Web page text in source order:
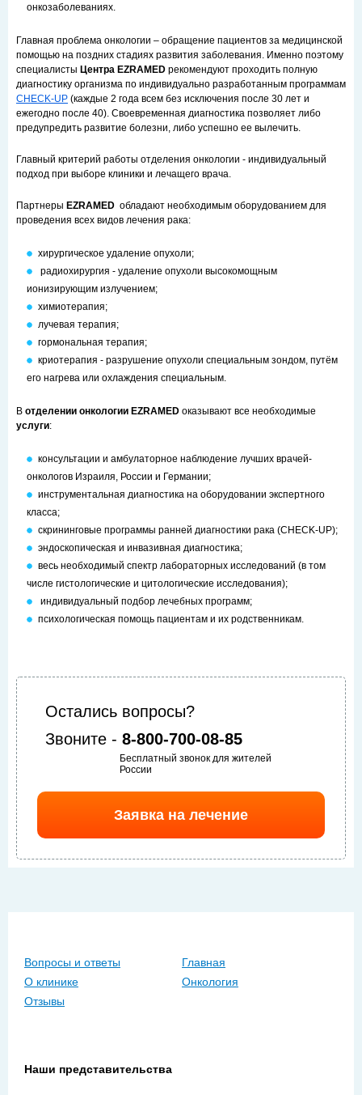
онкозаболеваниях.
Главная проблема онкологии – обращение пациентов за медицинской
помощью на поздних стадиях развития заболевания. Именно поэтому
специалисты Центра EZRAMED рекомендуют проходить полную
диагностику организма по индивидуально разработанным программам
CHECK-UP (каждые 2 года всем без исключения после 30 лет и
ежегодно после 40). Своевременная диагностика позволяет либо
предупредить развитие болезни, либо успешно ее вылечить.
Главный критерий работы отделения онкологии - индивидуальный
подход при выборе клиники и лечащего врача.
Партнеры EZRAMED обладают необходимым оборудованием для
проведения всех видов лечения рака:
хирургическое удаление опухоли;
радиохирургия - удаление опухоли высокомощным
ионизирующим излучением;
химиотерапия;
лучевая терапия;
гормональная терапия;
криотерапия - разрушение опухоли специальным зондом, путём
его нагрева или охлаждения специальным.
В отделении онкологии EZRAMED оказывают все необходимые
услуги:
консультации и амбулаторное наблюдение лучших врачей-
онкологов Израиля, России и Германии;
инструментальная диагностика на оборудовании экспертного
класса;
скрининговые программы ранней диагностики рака (CHECK-UP);
эндоскопическая и инвазивная диагностика;
весь необходимый спектр лабораторных исследований (в том
числе гистологические и цитологические исследования);
индивидуальный подбор лечебных программ;
психологическая помощь пациентам и их родственникам.
Остались вопросы?
Звоните - 8-800-700-08-85
Бесплатный звонок для жителей
России
Заявка на лечение
Вопросы и ответы
Главная
О клинике
Онкология
Отзывы
Наши представительства